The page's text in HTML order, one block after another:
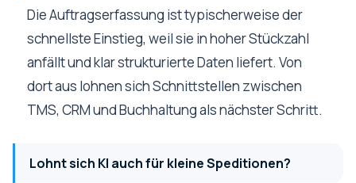
Die Auftragserfassung ist typischerweise der
schnellste Einstieg, weil sie in hoher Stückzahl
anfällt und klar strukturierte Daten liefert. Von
dort aus lohnen sich Schnittstellen zwischen
TMS, CRM und Buchhaltung als nächster Schritt.
Lohnt sich KI auch für kleine Speditionen?